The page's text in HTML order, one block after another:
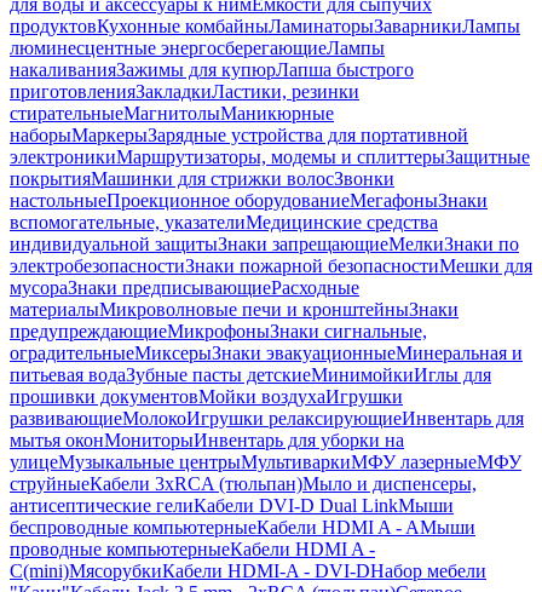
для воды и аксессуары к нимЕмкости для сыпучих
продуктовКухонные комбайныЛаминаторыЗаварникиЛампы
люминесцентные энергосберегающиеЛампы
накаливанияЗажимы для купюрЛапша быстрого
приготовленияЗакладкиЛастики, резинки
стирательныеМагнитолыМаникюрные
наборыМаркерыЗарядные устройства для портативной
электроникиМаршрутизаторы, модемы и сплиттерыЗащитные
покрытияМашинки для стрижки волосЗвонки
настольныеПроекционное оборудованиеМегафоныЗнаки
вспомогательные, указателиМедицинские средства
индивидуальной защитыЗнаки запрещающиеМелкиЗнаки по
электробезопасностиЗнаки пожарной безопасностиМешки для
мусораЗнаки предписывающиеРасходные
материалыМикроволновые печи и кронштейныЗнаки
предупреждающиеМикрофоныЗнаки сигнальные,
оградительныеМиксерыЗнаки эвакуационныеМинеральная и
питьевая водаЗубные пасты детскиеМинимойкиИглы для
прошивки документовМойки воздухаИгрушки
развивающиеМолокоИгрушки релаксирующиеИнвентарь для
мытья оконМониторыИнвентарь для уборки на
улицеМузыкальные центрыМультиваркиМФУ лазерныеМФУ
струйныеКабели 3xRCA (тюльпан)Мыло и диспенсеры,
антисептические гелиКабели DVI-D Dual LinkМыши
беспроводные компьютерныеКабели HDMI A - AМыши
проводные компьютерныеКабели HDMI A -
C(mini)МясорубкиКабели HDMI-A - DVI-DНабор мебели